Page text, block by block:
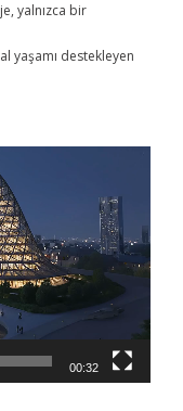
yalnızca bir
yaşamı destekleyen
00:32